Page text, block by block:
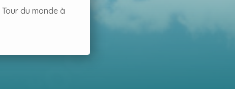
Tour du monde à